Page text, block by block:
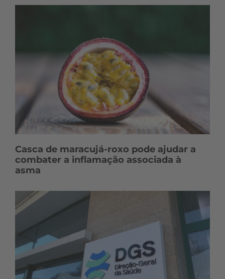
Casca de maracujá-roxo pode ajudar a
combater a inflamação associada à
asma